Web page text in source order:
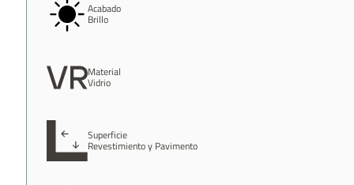
Acabado
Brillo
Material
Vidrio
Superficie
Revestimiento y Pavimento